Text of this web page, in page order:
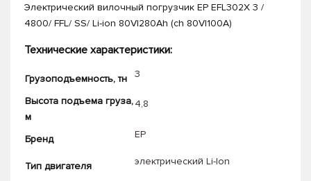
Электрический вилочный погрузчик EP EFL302X 3 /
4800/ FFL/ SS/ Li-ion 80V|280Ah (ch 80V|100A)
Технические характеристики:
Грузоподъемность, тн 3
Высота подъема груза,
м
4,8
Бренд EP
Тип двигателя электрический Li-Ion